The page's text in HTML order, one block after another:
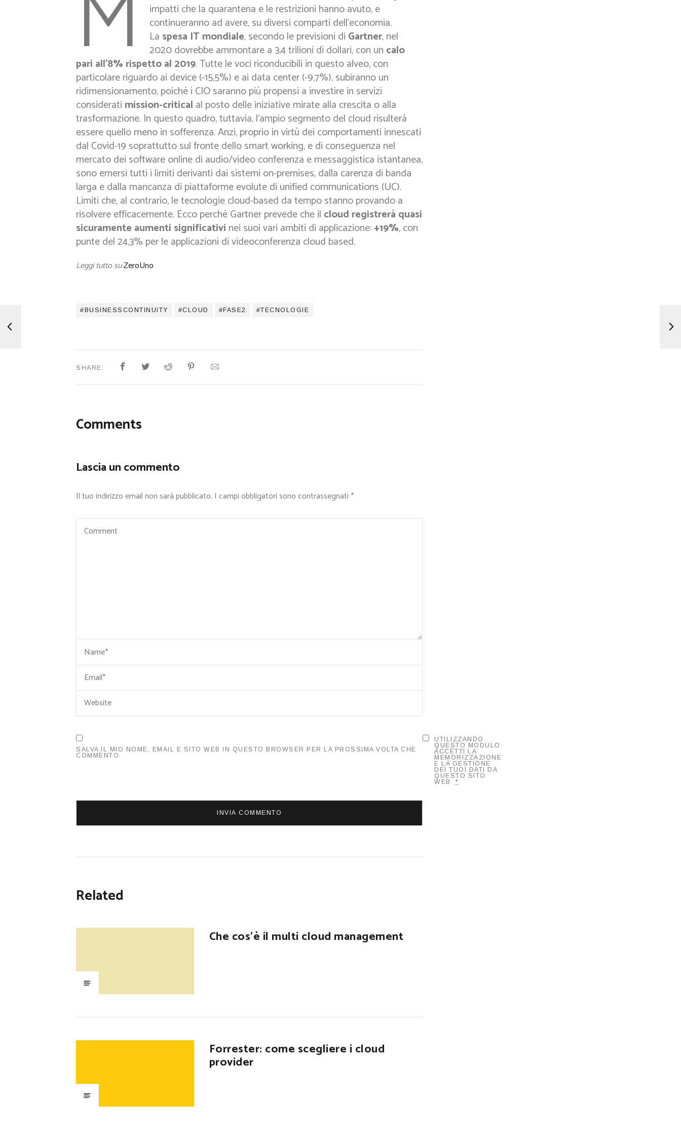
impatti che la quarantena e le restrizioni hanno avuto, e
continueranno ad avere, su diversi comparti dell’economia.
La spesa IT mondiale, secondo le previsioni di Gartner, nel
2020 dovrebbe ammontare a 3,4 trilioni di dollari, con un calo
pari all’8% rispetto al 2019. Tutte le voci riconducibili in questo alveo, con
particolare riguardo ai device (-15,5%) e ai data center (-9,7%), subiranno un
ridimensionamento, poiché i CIO saranno più propensi a investire in servizi
considerati mission-critical al posto delle iniziative mirate alla crescita o alla
trasformazione. In questo quadro, tuttavia, l’ampio segmento del cloud risulterà
essere quello meno in sofferenza. Anzi, proprio in virtù dei comportamenti innescati
dal Covid-19 soprattutto sul fronte dello smart working, e di conseguenza nel
mercato dei software online di audio/video conferenza e messaggistica istantanea,
sono emersi tutti i limiti derivanti dai sistemi on-premises, dalla carenza di banda
larga e dalla mancanza di piattaforme evolute di unified communications (UC).
Limiti che, al contrario, le tecnologie cloud-based da tempo stanno provando a
risolvere efficacemente. Ecco perché Gartner prevede che il cloud registrerà quasi
sicuramente aumenti significativi nei suoi vari ambiti di applicazione:+19%, con
punte del 24,3% per le applicazioni di videoconferenza cloud based.
Leggi tutto suZeroUno
BUSINESSCONTINUITY CLOUD FASE2 TECNOLOGIE
SHARE:
Comments
Lascia un commento
Il tuo indirizzo email non sarà pubblicato. I campi obbligatori sono contrassegnati *
SALVA IL MIO NOME, EMAIL E SITO WEB IN QUESTO BROWSER PER LA PROSSIMA VOLTA CHE
COMMENTO.
UTILIZZANDO
QUESTO MODULO
ACCETTI LA
MEMORIZZAZIONE
E LA GESTIONE
DEI TUOI DATI DA
QUESTO SITO
WEB. *
Related
Che cos’è il multi cloud management
Forrester: come scegliere i cloud
provider